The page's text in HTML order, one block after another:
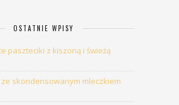
OSTATNIE WPISY
paszteciki z kiszoną i świeżą
skondensowanym mleczkiem